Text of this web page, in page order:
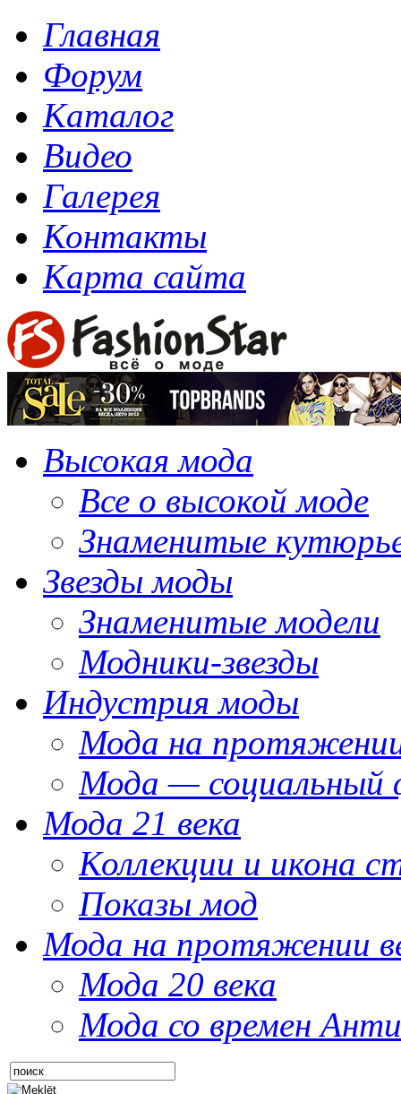
Главная
Форум
Каталог
Видео
Галерея
Контакты
Карта сайта
Высокая мода
Все о высокой моде
Знаменитые
Звезды моды
Знаменитые модели
Модники-звезды
Индустрия моды
Мода на
Мода — социальный
Мода 21 века
Коллекции и икона
Показы мод
Мода на протяжении
Мода 20 века
Мода со времен